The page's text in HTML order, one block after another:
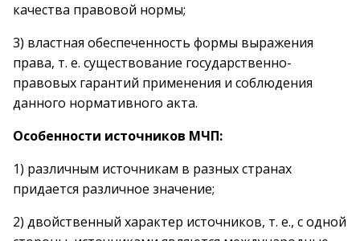
качества правовой нормы;
3) властная обеспеченность формы выражения
права, т. е. существование государственно-
правовых гарантий применения и соблюдения
данного нормативного акта.
Особенности источников МЧП:
1) различным источникам в разных странах
придается различное значение;
2) двойственный характер источников, т. е., с одной